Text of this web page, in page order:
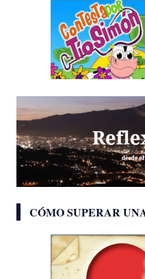
CÓMO SUPERAR